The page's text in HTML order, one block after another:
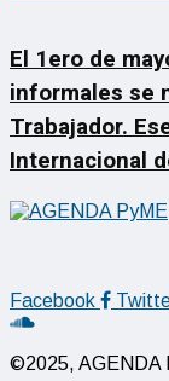
El 1ero de
informales se
Trabajador.
Internacional
Facebook
©2025, AGENDA